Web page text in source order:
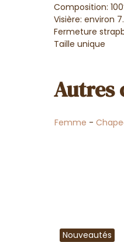
Composition:
Visière: environ
Fermeture
Taille unique
Autres
Femme -
Nouveautés